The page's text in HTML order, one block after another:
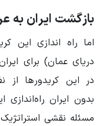
بازگشت ایران به
اما راه اندازی این
دریای عمان) برای
در این کریدورها از
بدون ایران
مسئله نقشی